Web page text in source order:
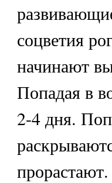
соцветия
начинают
Попадая в
2-4 дня.
прорастают.